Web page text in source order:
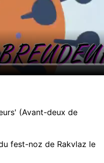
(Avant-deux de
fest-noz de Rakvlaz le